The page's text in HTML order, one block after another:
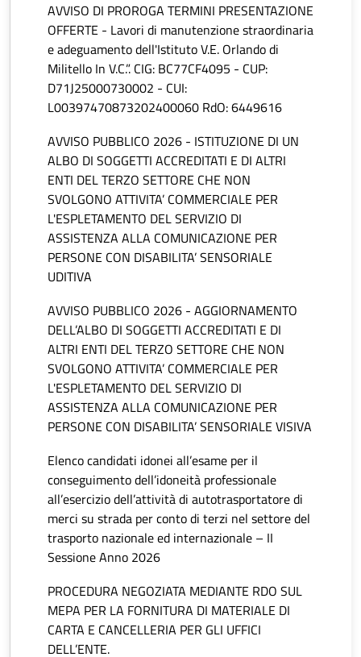
AVVISO DI PROROGA TERMINI PRESENTAZIONE
OFFERTE - Lavori di manutenzione straordinaria
e adeguamento dell'Istituto V.E. Orlando di
Militello In V.C.”. CIG: BC77CF4095 - CUP:
D71J25000730002 - CUI:
L00397470873202400060 RdO: 6449616
AVVISO PUBBLICO 2026 - ISTITUZIONE DI UN
ALBO DI SOGGETTI ACCREDITATI E DI ALTRI
ENTI DEL TERZO SETTORE CHE NON
SVOLGONO ATTIVITA’ COMMERCIALE PER
L'ESPLETAMENTO DEL SERVIZIO DI
ASSISTENZA ALLA COMUNICAZIONE PER
PERSONE CON DISABILITA’ SENSORIALE
UDITIVA
AVVISO PUBBLICO 2026 - AGGIORNAMENTO
DELL’ALBO DI SOGGETTI ACCREDITATI E DI
ALTRI ENTI DEL TERZO SETTORE CHE NON
SVOLGONO ATTIVITA’ COMMERCIALE PER
L'ESPLETAMENTO DEL SERVIZIO DI
ASSISTENZA ALLA COMUNICAZIONE PER
PERSONE CON DISABILITA’ SENSORIALE VISIVA
Elenco candidati idonei all’esame per il
conseguimento dell’idoneità professionale
all’esercizio dell’attività di autotrasportatore di
merci su strada per conto di terzi nel settore del
trasporto nazionale ed internazionale – II
Sessione Anno 2026
PROCEDURA NEGOZIATA MEDIANTE RDO SUL
MEPA PER LA FORNITURA DI MATERIALE DI
CARTA E CANCELLERIA PER GLI UFFICI
DELL’ENTE.